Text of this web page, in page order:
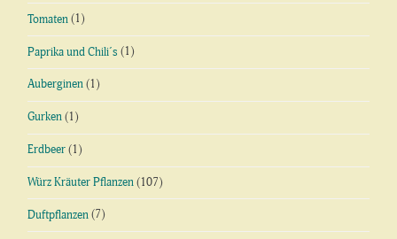
Tomaten (1)
Paprika und Chili´s (1)
Auberginen (1)
Gurken (1)
Erdbeer (1)
Würz Kräuter Pflanzen (107)
Duftpflanzen (7)